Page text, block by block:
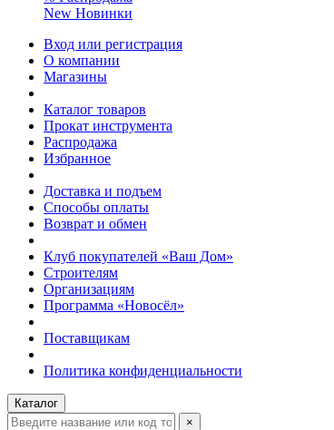
New Новинки
Вход или регистрация
О компании
Магазины
Каталог товаров
Прокат инструмента
Распродажа
Избранное
Доставка и подъем
Способы оплаты
Возврат и обмен
Клуб покупателей «Ваш Дом»
Строителям
Организациям
Программа «Новосёл»
Поставщикам
Политика конфиденциальности
Каталог
×